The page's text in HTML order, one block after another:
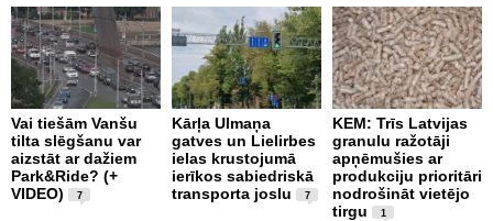
Vai tiešām Vanšu
tilta slēgšanu var
aizstāt ar dažiem
Park&Ride? (+
VIDEO)
7
Kārļa Ulmaņa
gatves un Lielirbes
ielas krustojumā
ierīkos sabiedriskā
transporta joslu
7
KEM: Trīs Latvijas
granulu ražotāji
apņēmušies ar
produkciju prioritāri
nodrošināt vietējo
tirgu
1